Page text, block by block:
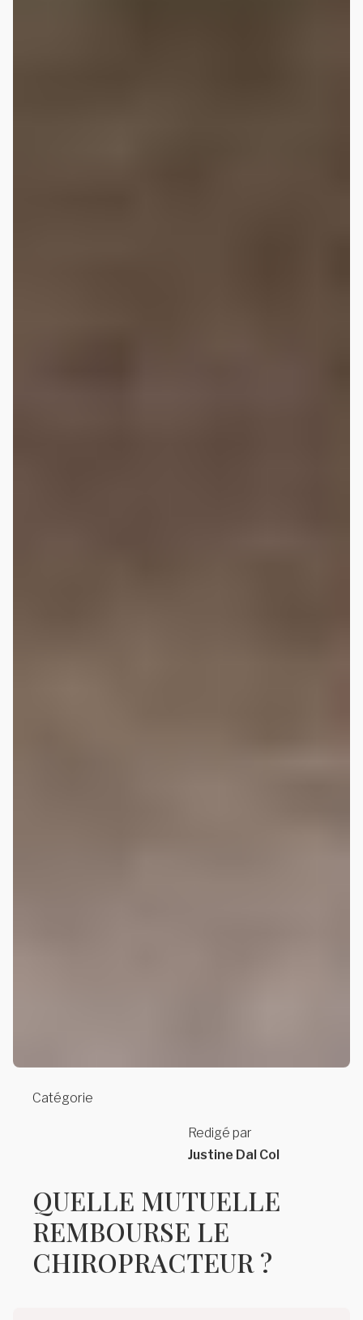
Catégorie
Redigé par
Justine Dal Col
QUELLE MUTUELLE
REMBOURSE LE
CHIROPRACTEUR ?